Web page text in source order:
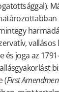
vallásos
joga az
(First